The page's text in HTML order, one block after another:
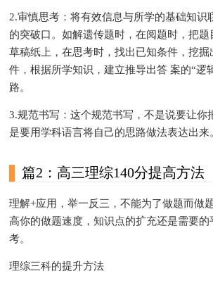
2.审慎思考：将有效信息与所学的基础知识
的突破口。如解遗传题时，在阅题时，把
草稿纸上，在思考时，找出已知条件，挖掘
件，根据所学知识，建立推导出答 案的“逻
路。
3.规范书写：这个规范书写，不是说要让你
是要用学科语言将自己的思路做法表达出来
篇2：高三理综140分提高方法
理解+应用，举一反三，不能为了做题而做
高你的做题速度，知识点的扩充还是需要的
考。
理综三科的提升方法